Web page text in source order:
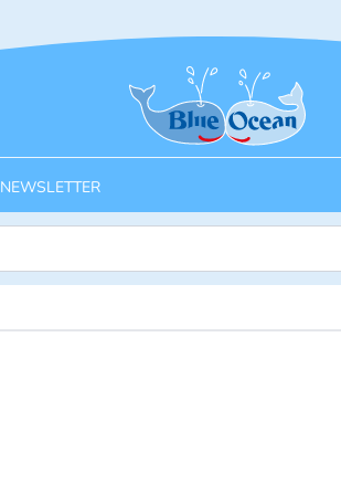
Startseite
NEWSLETTER